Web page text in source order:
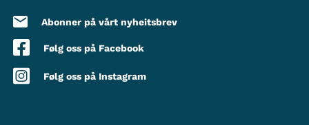
Abonner på vårt nyheitsbrev
Følg oss på Facebook
Følg oss på Instagram